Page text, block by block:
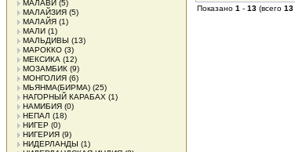
МАЛАВИ (5)
МАЛАЙЗИЯ (5)
МАЛАЙЯ (1)
МАЛИ (1)
МАЛЬДИВЫ (13)
МАРОККО (3)
МЕКСИКА (12)
МОЗАМБИК (9)
МОНГОЛИЯ (6)
МЬЯНМА(БИРМА) (25)
НАГОРНЫЙ КАРАБАХ (1)
НАМИБИЯ (0)
НЕПАЛ (18)
НИГЕР (0)
НИГЕРИЯ (9)
НИДЕРЛАНДЫ (1)
Показано 1 - 13 (всего 13